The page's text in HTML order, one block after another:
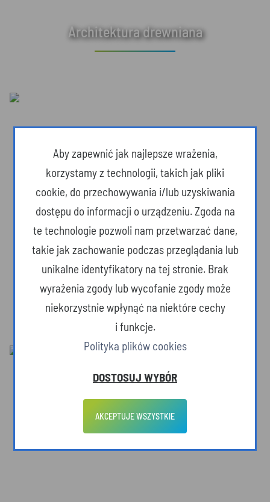
Architektura drewniana
Dzika przyroda
Aby zapewnić jak najlepsze wrażenia,
korzystamy z technologii, takich jak pliki
cookie, do przechowywania i/lub uzyskiwania
dostępu do informacji o urządzeniu. Zgoda na
te technologie pozwoli nam przetwarzać dane,
takie jak zachowanie podczas przeglądania lub
unikalne identyfikatory na tej stronie. Brak
wyrażenia zgody lub wycofanie zgody może
niekorzystnie wpłynąć na niektóre cechy
i funkcje.
Polityka plików cookies
DOSTOSUJ WYBÓR
AKCEPTUJE WSZYSTKIE